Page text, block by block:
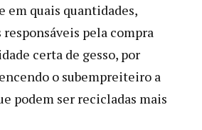
em quais quantidades,
pela compra
certa de gesso, por
o subempreiteiro a
podem ser recicladas mais